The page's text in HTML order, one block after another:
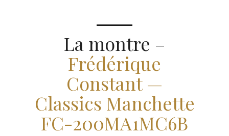
La montre –
Frédérique
Constant —
Classics Manchette
FC-200MA1MC6B